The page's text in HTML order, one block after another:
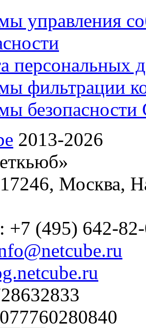
управления
персональных
фильтрации
безопасности
2013-2026
Москва,
+7 (495) 642-